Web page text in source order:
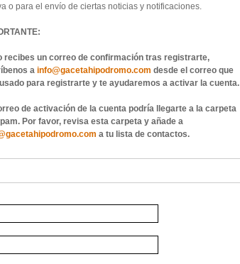
o para el envío de ciertas noticias y notificaciones.
recibes un correo de confirmación tras registrarte,
a info@gacetahipodromo.com desde el correo que
para registrarte y te ayudaremos a activar la cuenta.
de activación de la cuenta podría llegarte a la carpeta
Por favor, revisa esta carpeta y añade a
a tu lista de contactos.